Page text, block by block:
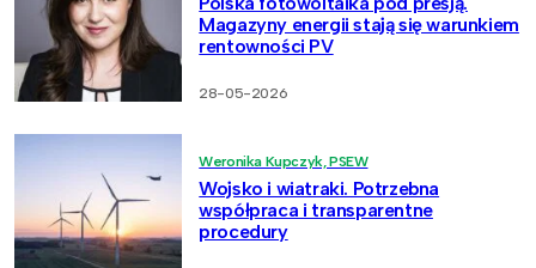
Magazyny energii stają się warunkiem
rentowności PV
28-05-2026
Weronika Kupczyk, PSEW
Wojsko i wiatraki. Potrzebna
współpraca i transparentne
procedury